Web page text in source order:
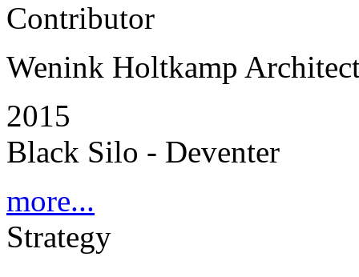
Contributor
Wenink Holtkamp
2015
Black Silo - Deventer
more...
Strategy